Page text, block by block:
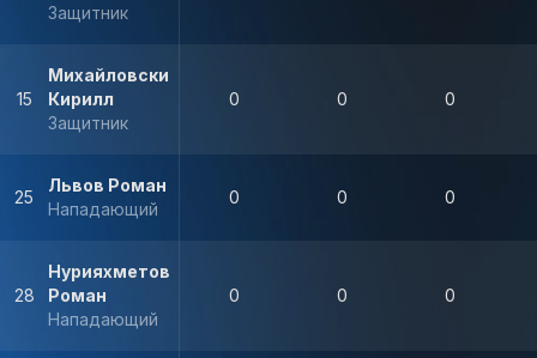
Защитник
15
Михайловский
Кирилл
Защитник
0 0 0
25
Львов Роман
Нападающий
0 0 0
28
Нурияхметов
Роман
Нападающий
0 0 0